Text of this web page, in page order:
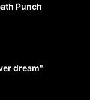
Punch
dream"